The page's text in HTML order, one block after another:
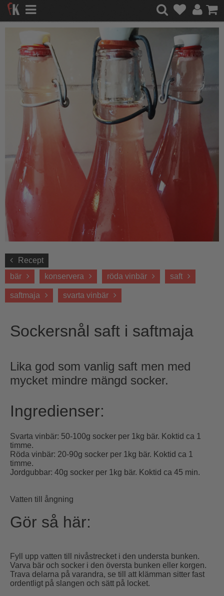
Recept
bär
konservera röda vinbär saft
saftmaja svarta vinbär
Sockersnål saft i saftmaja
Lika god som vanlig saft men med
mycket mindre mängd socker.
Ingredienser:
Svarta vinbär: 50-100g socker per 1kg bär. Koktid ca 1
timme.
Röda vinbär: 20-90g socker per 1kg bär. Koktid ca 1
timme.
Jordgubbar: 40g socker per 1kg bär. Koktid ca 45 min.
Vatten till ångning
Gör så här:
Fyll upp vatten till nivåstrecket i den understa bunken.
Varva bär och socker i den översta bunken eller korgen.
Trava delarna på varandra, se till att klämman sitter fast
ordentligt på slangen och sätt på locket.